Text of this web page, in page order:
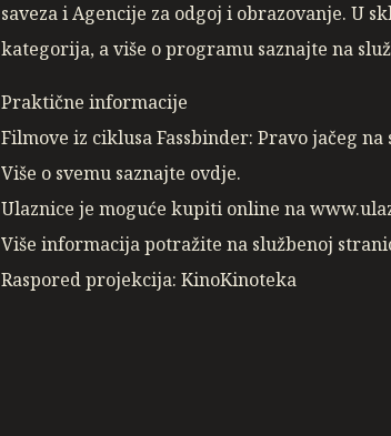
saveza i Agencije za odgoj i obrazovanje. U
kategorija, a više o programu saznajte na
Praktične informacije
Filmove iz ciklusa Fassbinder: Pravo jačeg
Više o svemu saznajte ovdje.
Ulaznice je moguće kupiti online na
Više informacija potražite na službenoj
Raspored projekcija: KinoKinoteka